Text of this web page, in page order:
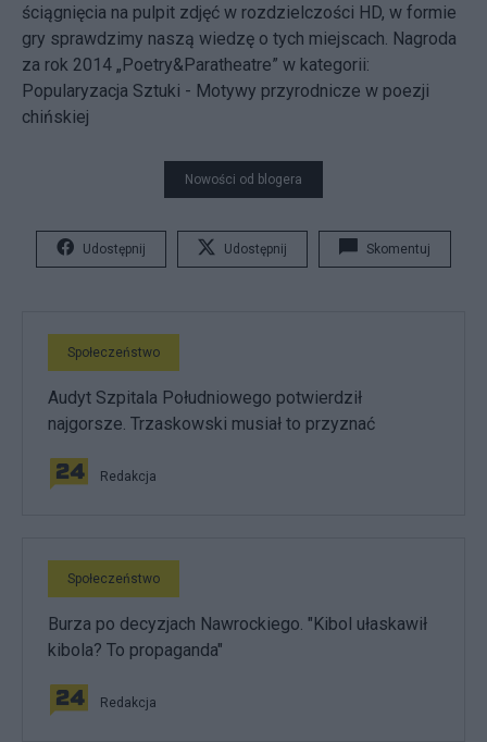
ściągnięcia na pulpit zdjęć w rozdzielczości HD, w formie
gry sprawdzimy naszą wiedzę o tych miejscach. Nagroda
za rok 2014 „Poetry&Paratheatre” w kategorii:
Popularyzacja Sztuki - Motywy przyrodnicze w poezji
chińskiej
Nowości od blogera
Udostępnij Udostępnij Skomentuj
Społeczeństwo
Audyt Szpitala Południowego potwierdził
najgorsze. Trzaskowski musiał to przyznać
Redakcja
Społeczeństwo
Burza po decyzjach Nawrockiego. "Kibol ułaskawił
kibola? To propaganda"
Redakcja